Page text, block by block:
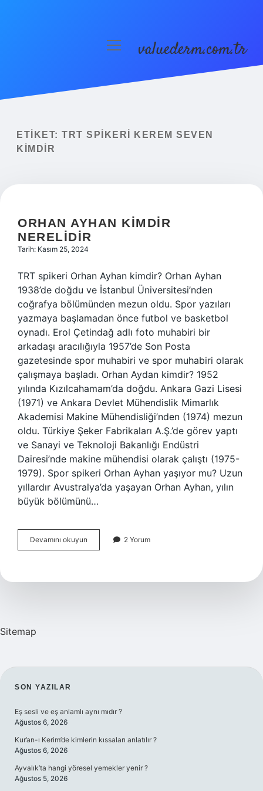
Yasal Uyarı
menüyüvaluederm.com.tr
ETIKET: TRT SPIKERI KEREM SEVEN
KIMDIR
ORHAN AYHAN KIMDIR
NERELIDIR
Tarih: Kasım 25, 2024
TRT spikeri Orhan Ayhan kimdir? Orhan Ayhan
1938’de doğdu ve İstanbul Üniversitesi’nden
coğrafya bölümünden mezun oldu. Spor yazıları
yazmaya başlamadan önce futbol ve basketbol
oynadı. Erol Çetindağ adlı foto muhabiri bir
arkadaşı aracılığıyla 1957’de Son Posta
gazetesinde spor muhabiri ve spor muhabiri olarak
çalışmaya başladı. Orhan Aydan kimdir? 1952
yılında Kızılcahamam’da doğdu. Ankara Gazi Lisesi
(1971) ve Ankara Devlet Mühendislik Mimarlık
Akademisi Makine Mühendisliği’nden (1974) mezun
oldu. Türkiye Şeker Fabrikaları A.Ş.’de görev yaptı
ve Sanayi ve Teknoloji Bakanlığı Endüstri
Dairesi’nde makine mühendisi olarak çalıştı (1975-
1979). Spor spikeri Orhan Ayhan yaşıyor mu? Uzun
yıllardır Avustralya’da yaşayan Orhan Ayhan, yılın
büyük bölümünü…
Devamını okuyun
Ayhan
2 Yorum
Sitemap
SIDEBAR
SON YAZILAR
Eş sesli ve eş anlamlı aynı mıdır ?
Ağustos 6, 2026
Kur’an-ı Kerim’de kimlerin kıssaları anlatılır ?
Ağustos 6, 2026
Ayvalık’ta hangi yöresel yemekler yenir ?
Ağustos 5, 2026